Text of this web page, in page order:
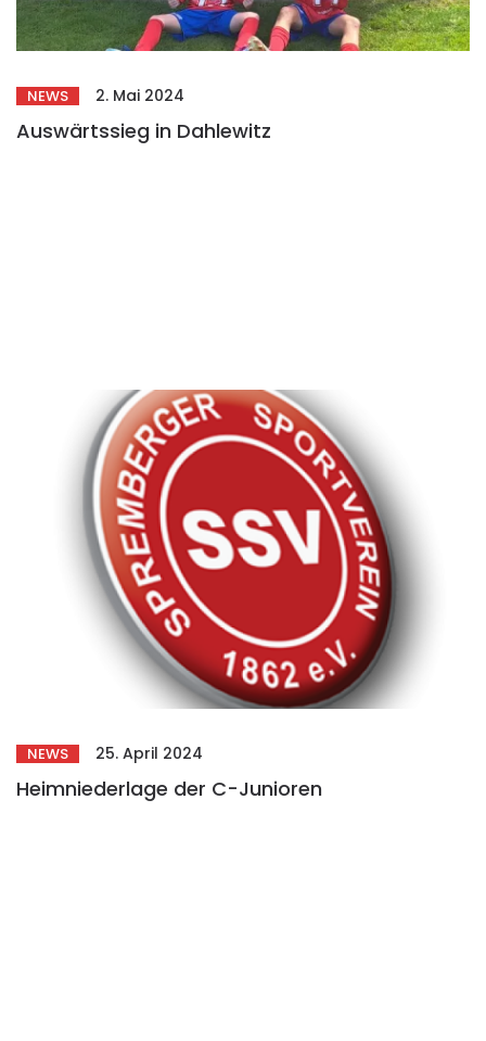
NEWS 2. Mai 2024
Auswärtssieg in Dahlewitz
NEWS 25. April 2024
Heimniederlage der C-Junioren